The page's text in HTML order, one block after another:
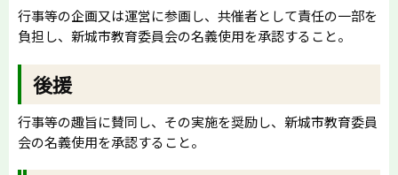
行事等の企画又は運営に参画し、共催者として責任の一部を
負担し、新城市教育委員会の名義使用を承認すること。
後援
行事等の趣旨に賛同し、その実施を奨励し、新城市教育委員
会の名義使用を承認すること。